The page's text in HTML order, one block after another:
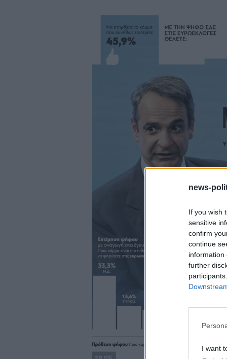
news-
If you wish
sensitive
confirm
continue
information
further
I want